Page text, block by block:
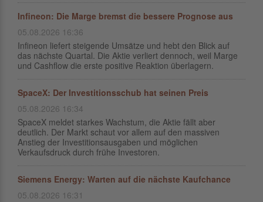
Infineon: Die Marge bremst die bessere Prognose aus
05.08.2026 16:36
Infineon liefert steigende Umsätze und hebt den Blick auf
das nächste Quartal. Die Aktie verliert dennoch, weil Marge
und Cashflow die erste positive Reaktion überlagern.
SpaceX: Der Investitionsschub hat seinen Preis
05.08.2026 16:34
SpaceX meldet starkes Wachstum, die Aktie fällt aber
deutlich. Der Markt schaut vor allem auf den massiven
Anstieg der Investitionsausgaben und möglichen
Verkaufsdruck durch frühe Investoren.
Siemens Energy: Warten auf die nächste Kaufchance
05.08.2026 16:31